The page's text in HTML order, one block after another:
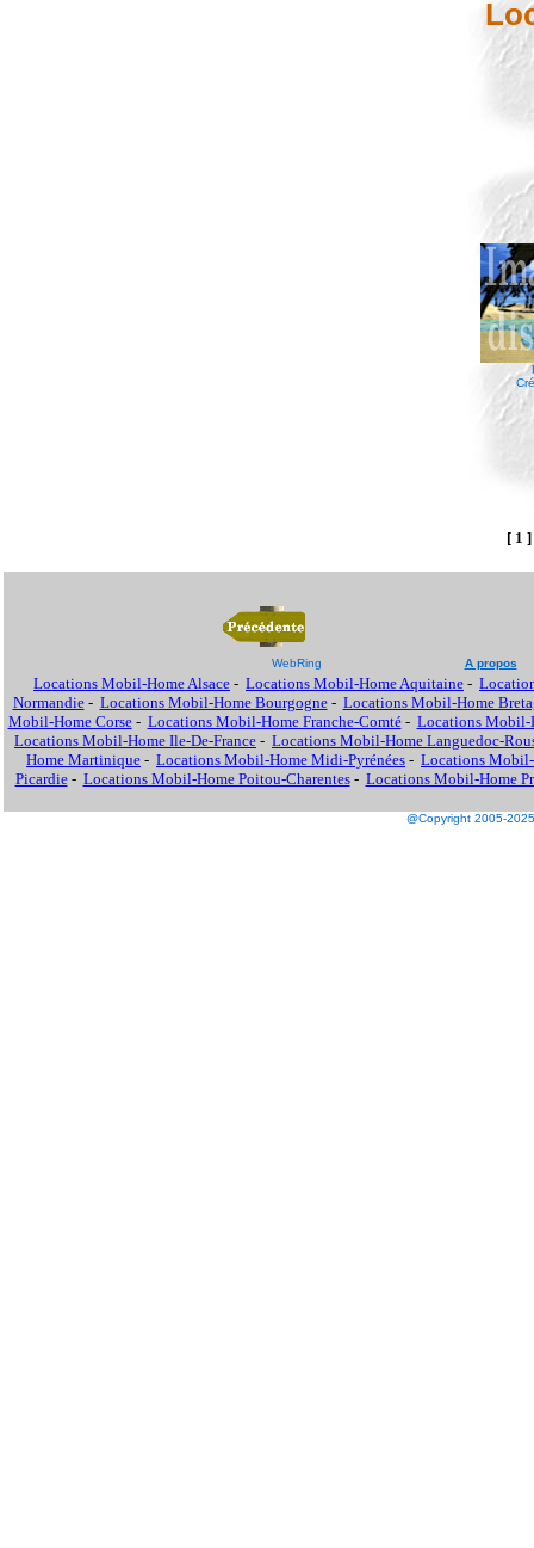
[ 1 ]
WebRing A propos
Locations Mobil-Home Alsace - Locations Mobil-Home Aquitaine -
Normandie- Locations Mobil-Home Bourgogne- Locations Mobil-Home
Mobil-Home Corse- Locations Mobil-Home Franche-Comté- Locations Mobil-
Locations Mobil-Home Ile-De-France - Locations Mobil-Home Languedoc-
Home Martinique - Locations Mobil-Home Midi-Pyrénées - Locations Mobil-
Picardie- Locations Mobil-Home Poitou-Charentes- Locations Mobil-Home
@Copyright 2005-